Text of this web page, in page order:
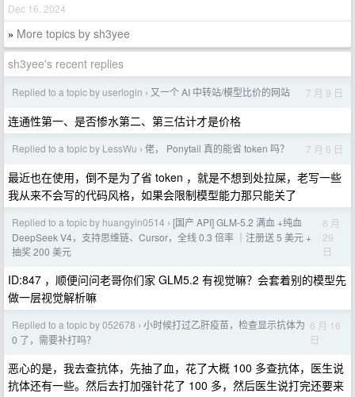
Dec 16, 2024
» More topics by sh3yee
sh3yee's recent replies
Replied to a topic by userlogin › 又一个 AI 中转站/模型比价的网站 7 月 9 日
连通性第一、是否惨水第二、第三估计才是价格
Replied to a topic by LessWu › 佬， Ponytail 真的能省 token 吗？ 7 月 6 日
最近也在使用，倒不是为了省 token ，就是不想到处拉屎，老写一些
我从来不会写的代码风格，如果会限制模型能力那只能关了
Replied to a topic by huangyin0514 › [国产 API] GLM-5.2 满血 +纯血
DeepSeek V4，支持思维链、Cursor，全线 0.3 倍率 ｜注册送 5 美元 +
抽奖 200 美元
6 月
29
日
ID:847 ，顺便问问老哥你们家 GLM5.2 有视觉嘛？会套着别的模型先
做一层视觉解析嘛
Replied to a topic by 052678 › 小时候打过乙肝疫苗，检查显示抗体为
0 了，需要补打吗？
6 月 16
日
恶心的是，我去查抗体，先抽了血，花了大概 100 多查抗体，医生说
抗体还有一些。然后去打加强针花了 100 多，然后医生说打完还要来